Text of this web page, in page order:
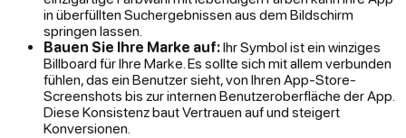
in überfüllten Suchergebnissen aus dem Bildschirm
springen lassen.
Bauen Sie Ihre Marke auf:Ihr Symbol ist ein winziges
Billboard für Ihre Marke. Es sollte sich mit allem verbunden
fühlen, das ein Benutzer sieht, von Ihren App-Store-
Screenshots bis zur internen Benutzeroberfläche der App.
Diese Konsistenz baut Vertrauen auf und steigert
Konversionen.